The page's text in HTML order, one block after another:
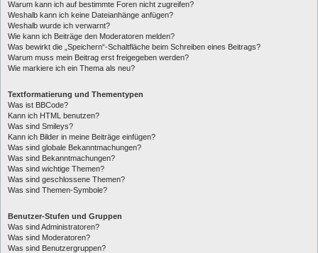
Warum kann ich auf bestimmte Foren nicht zugreifen?
Weshalb kann ich keine Dateianhänge anfügen?
Weshalb wurde ich verwarnt?
Wie kann ich Beiträge den Moderatoren melden?
Was bewirkt die „Speichern“-Schaltfläche beim Schreiben eines Beitrags?
Warum muss mein Beitrag erst freigegeben werden?
Wie markiere ich ein Thema als neu?
Textformatierung und Thementypen
Was ist BBCode?
Kann ich HTML benutzen?
Was sind Smileys?
Kann ich Bilder in meine Beiträge einfügen?
Was sind globale Bekanntmachungen?
Was sind Bekanntmachungen?
Was sind wichtige Themen?
Was sind geschlossene Themen?
Was sind Themen-Symbole?
Benutzer-Stufen und Gruppen
Was sind Administratoren?
Was sind Moderatoren?
Was sind Benutzergruppen?